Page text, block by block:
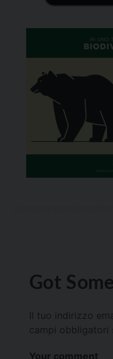
Got
Il tuo indirizzo
campi obbligatori
Your comment